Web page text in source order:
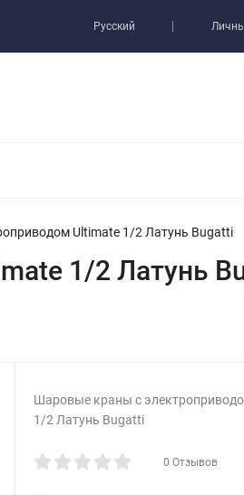
Русский
Ultimate 1/2 Латунь Bugatti
1/2 Латунь
Шаровые краны с
1/2 Латунь Bugatti
0 Отзывов